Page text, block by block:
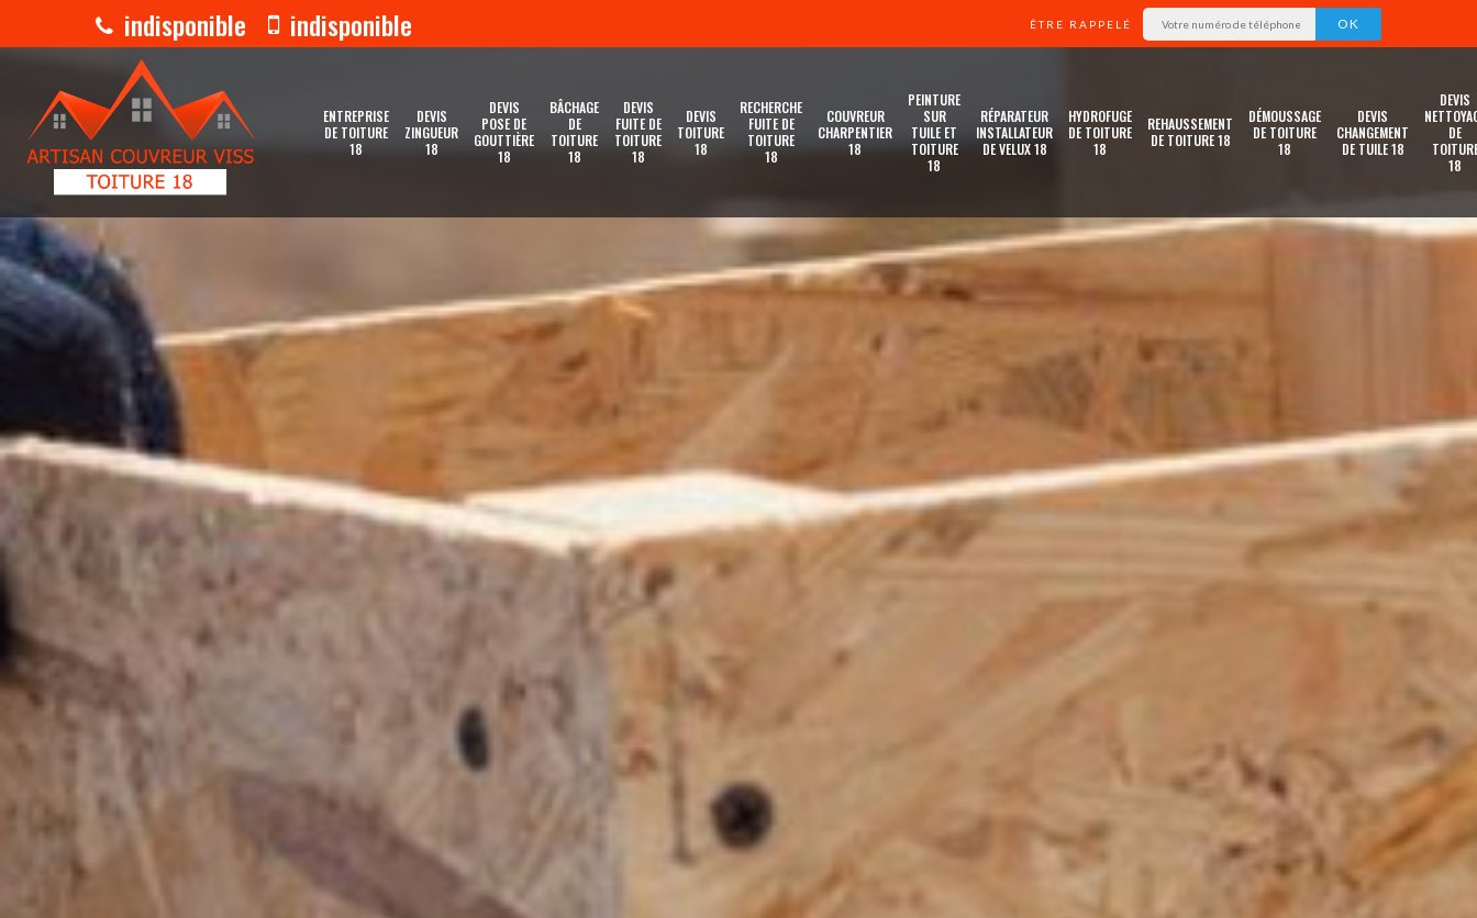
indisponible indisponible ÊTRE RAPPELÉ
ENTREPRISE
DE TOITURE
18
DEVIS
ZINGUEUR
18
DEVIS
POSE DE
GOUTTIÈRE
18
BÂCHAGE
DE
TOITURE
18
DEVIS
FUITE DE
TOITURE
18
DEVIS
TOITURE
18
RECHERCHE
FUITE DE
TOITURE
18
COUVREUR
CHARPENTIER
18
PEINTURE
SUR
TUILE ET
TOITURE
18
RÉPARATEUR
INSTALLATEUR
DE VELUX 18
HYDROFUGE
DE TOITURE
18
REHAUSSEMENT
DE TOITURE 18
DÉMOUSSAGE
DE TOITURE
18
DEVIS
CHANGEMENT
DE TUILE 18
DEVIS
DE
18